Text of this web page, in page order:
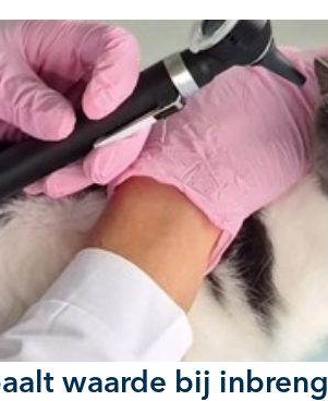
waarde bij inbreng